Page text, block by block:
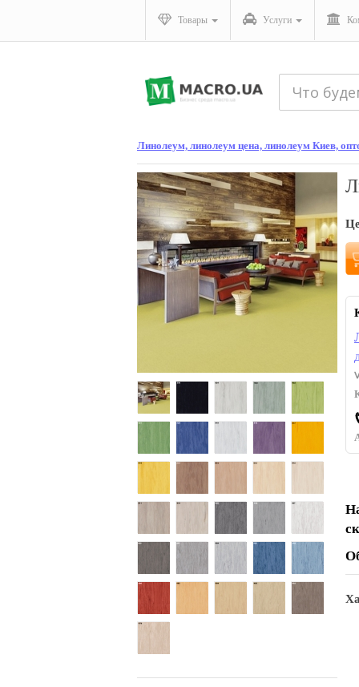
Товары Услуги
Линолеум, линолеум цена, линолеум Киев,